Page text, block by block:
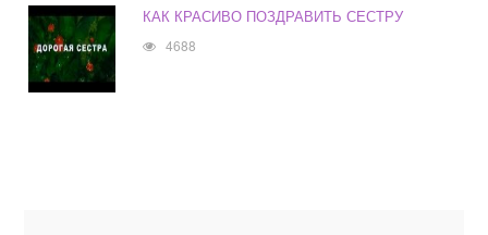
КАК КРАСИВО ПОЗДРАВИТЬ СЕСТРУ
4688